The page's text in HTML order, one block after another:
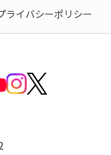
ライバシーポリシー